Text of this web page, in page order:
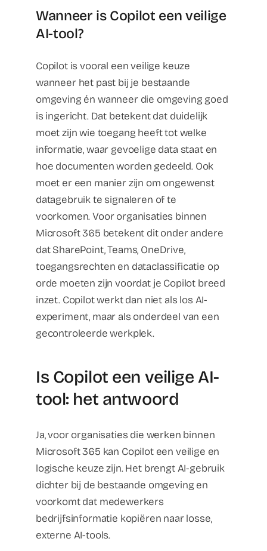
Wanneer is Copilot een veilige
AI-tool?
Copilot is vooral een veilige keuze
wanneer het past bij je bestaande
omgeving én wanneer die omgeving goed
is ingericht. Dat betekent dat duidelijk
moet zijn wie toegang heeft tot welke
informatie, waar gevoelige data staat en
hoe documenten worden gedeeld. Ook
moet er een manier zijn om ongewenst
datagebruik te signaleren of te
voorkomen. Voor organisaties binnen
Microsoft 365 betekent dit onder andere
dat SharePoint, Teams, OneDrive,
toegangsrechten en dataclassificatie op
orde moeten zijn voordat je Copilot breed
inzet. Copilot werkt dan niet als los AI-
experiment, maar als onderdeel van een
gecontroleerde werkplek.
Is Copilot een veilige AI-
tool: het antwoord
Ja, voor organisaties die werken binnen
Microsoft 365 kan Copilot een veilige en
logische keuze zijn. Het brengt AI-gebruik
dichter bij de bestaande omgeving en
voorkomt dat medewerkers
bedrijfsinformatie kopiëren naar losse,
externe AI-tools.